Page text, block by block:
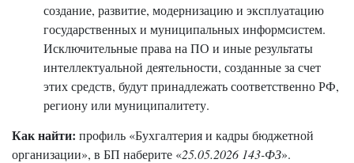
создание, развитие, модернизацию и эксплуатацию
государственных и муниципальных информсистем.
Исключительные права на ПО и иные результаты
интеллектуальной деятельности, созданные за счет
этих средств, будут принадлежать соответственно РФ,
региону или муниципалитету.
Как найти: профиль «Бухгалтерия и кадры бюджетной
организации», в БП наберите «25.05.2026 143-ФЗ».